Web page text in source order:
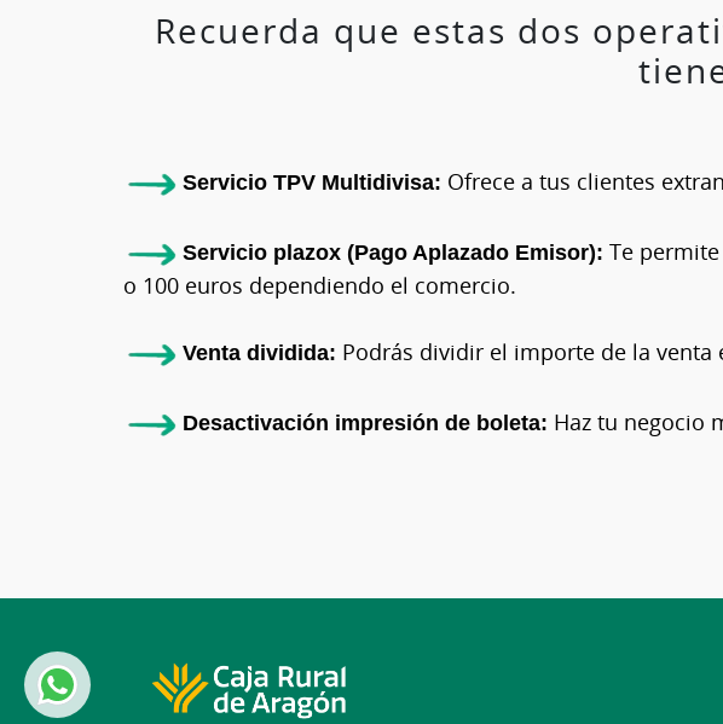
Recuerda que estas dos
Servicio TPV Multidivisa: Ofrece a tus clientes
Servicio plazox (Pago Aplazado Emisor): Te
o 100 euros dependiendo el comercio.
Venta dividida: Podrás dividir el importe de la venta
Desactivación impresión de boleta: Haz tu negocio